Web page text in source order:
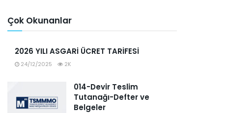
Çok Okunanlar
2026 YILI ASGARİ ÜCRET TARİFESİ
24/12/2025 2K
014-Devir Teslim
Tutanağı-Defter ve
Belgeler